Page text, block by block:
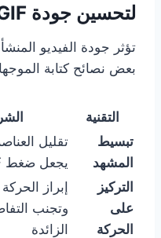
لتحسين جودة GIF
بعض نصائح كتابة
التقنية
تبسيط
المشهد
تقليل
يجعل ضغط GIF أفضل
التركيز
على
الحركة
إبراز
وتجنب
الزائدة